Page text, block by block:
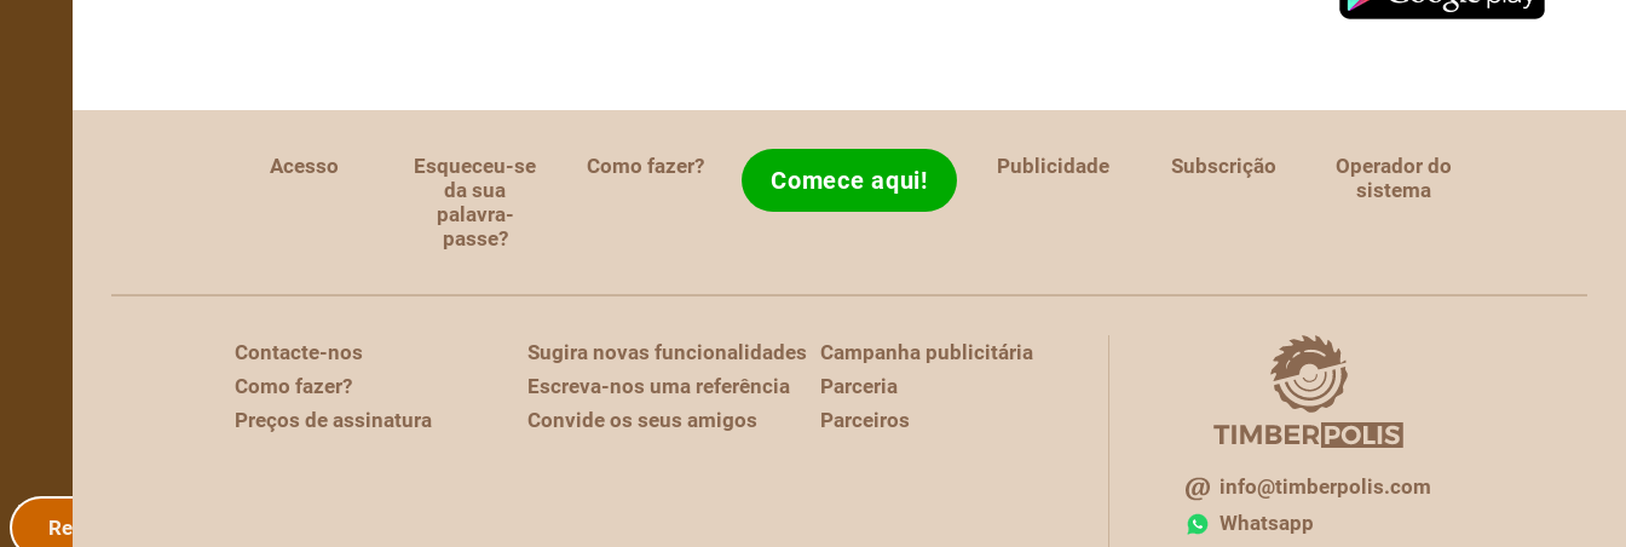
Registo
Acesso
Esqueceu-se
da sua
palavra-
passe?
Como fazer? Comece aqui! Publicidade Subscrição
Operador do
sistema
Contacte-nos
Como fazer?
Preços de assinatura
Sugira novas funcionalidades
Escreva-nos uma referência
Convide os seus amigos
Campanha publicitária
Parceria
Parceiros
info@timberpolis.com
Whatsapp